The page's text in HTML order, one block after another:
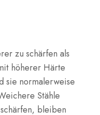
zu schärfen als
höherer Härte
sie normalerweise
Stähle
bleiben